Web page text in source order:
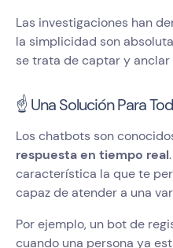
Las investigaciones han
la simplicidad son
se trata de captar y
☝️ Una Solución Para
Los chatbots son
respuesta en tiempo real
característica la que te
capaz de atender a una
Por ejemplo, un bot de
cuando una persona ya